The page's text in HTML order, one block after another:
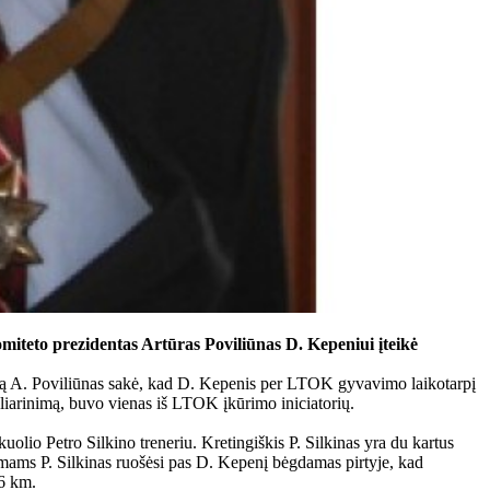
prezidentas Artūras Poviliūnas D. Kepeniui įteikė
A. Poviliūnas sakė, kad D. Kepenis per LTOK gyvavimo laikotarpį
buvo vienas iš LTOK įkūrimo iniciatorių.
Petro Silkino treneriu. Kretingiškis P. Silkinas yra du kartus
P. Silkinas ruošėsi pas D. Kepenį bėgdamas pirtyje, kad
km.